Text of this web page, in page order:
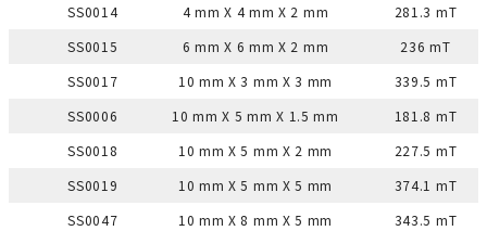
SS0014
4 mm X 4 mm X 2 mm
281.3 mT
SS0015
6 mm X 6 mm X 2 mm
236 mT
SS0017
10 mm X 3 mm X 3 mm
339.5 mT
SS0006
10 mm X 5 mm X 1.5 mm
181.8 mT
SS0018
10 mm X 5 mm X 2 mm
227.5 mT
SS0019
10 mm X 5 mm X 5 mm
374.1 mT
SS0047
10 mm X 8 mm X 5 mm
343.5 mT